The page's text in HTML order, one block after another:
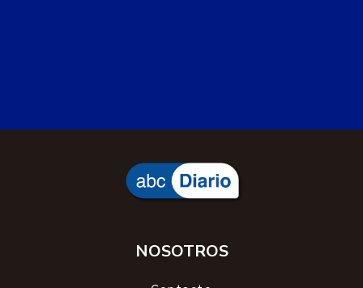
NOSOTROS